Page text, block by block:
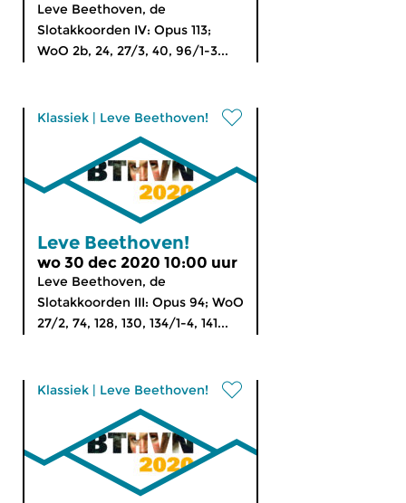
Leve Beethoven, de
Slotakkoorden IV: Opus 113;
WoO 2b, 24, 27/3, 40, 96/1-3...
Klassiek | Leve Beethoven!
Leve Beethoven!
wo 30 dec 2020 10:00 uur
Leve Beethoven, de
Slotakkoorden III: Opus 94; WoO
27/2, 74, 128, 130, 134/1-4, 141...
Klassiek | Leve Beethoven!